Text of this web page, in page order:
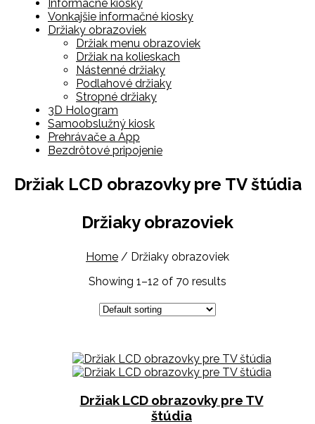
Informačné kiosky
Vonkajšie informačné kiosky
Držiaky obrazoviek
Držiak menu obrazoviek
Držiak na kolieskach
Nástenné držiaky
Podlahové držiaky
Stropné držiaky
3D Hologram
Samoobslužný kiosk
Prehrávače a App
Bezdrôtové pripojenie
Držiak LCD obrazovky pre TV štúdia
Držiaky obrazoviek
Home / Držiaky obrazoviek
Showing 1–12 of 70 results
Držiak LCD obrazovky pre TV
štúdia